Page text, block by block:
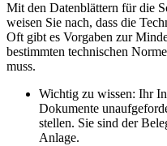
Mit den Datenblättern für die
weisen Sie nach, dass die
Oft gibt es Vorgaben zur
bestimmten technischen
muss.
Wichtig zu wissen: Ihr
Dokumente
stellen. Sie sind der
Anlage.